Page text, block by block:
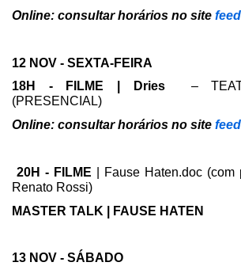
Online: consultar horários no site
12 NOV - SEXTA-FEIRA
18H - FILME | Dries–
(PRESENCIAL)
Online: consultar horários no site
20H - FILME | Fause Haten.doc (com
Renato Rossi)
MASTER TALK | FAUSE HATEN
13 NOV - SÁBADO